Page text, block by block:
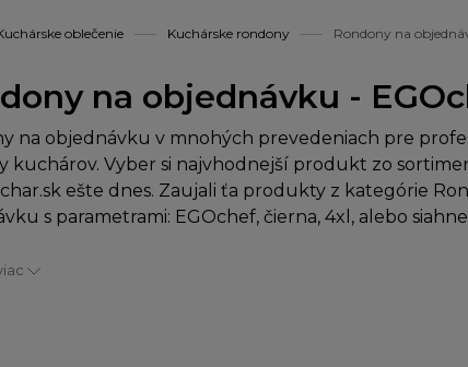
oblečenie Kuchárske rondony Rondony na
na objednávku -
na objednávku v mnohých prevedeniach pre
kuchárov. Vyber si najvhodnejší produkt zo
ešte dnes. Zaujali ťa produkty z kategórie
s parametrami: EGOchef, čierna, 4xl, alebo